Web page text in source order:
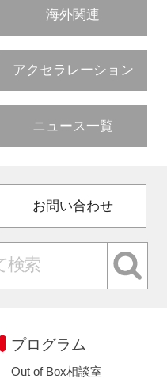
海外関連
アクセラレーション
ニュース一覧
お問い合わせ
プログラム
Out of Box相談室